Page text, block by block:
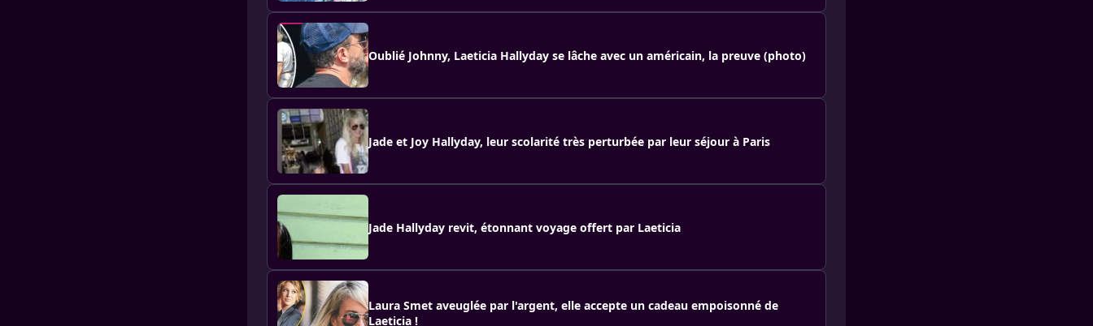
Oublié Johnny, Laeticia Hallyday se lâche avec un américain, la preuve (photo)
Jade et Joy Hallyday, leur scolarité très perturbée par leur séjour à Paris
Jade Hallyday revit, étonnant voyage offert par Laeticia
Laura Smet aveuglée par l'argent, elle accepte un cadeau empoisonné de
Laeticia !